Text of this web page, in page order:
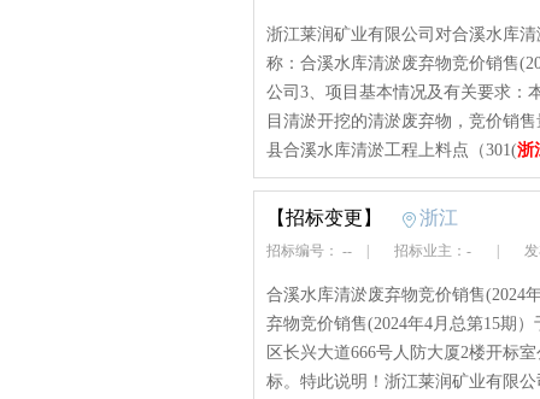
浙江莱润矿业有限公司对合溪水库
称：合溪水库清淤废弃物竞价销售
公司3、项目基本情况及有关要求：
目清淤开挖的清淤废弃物，竞价销
县合溪水库清淤工程上料点（301(浙
【招标变更】 浙江
招标编号： -- 招标业主：- 发
合溪水库清淤废弃物竞价销售(2024
弃物竞价销售(2024年4月总第15期
区长兴大道666号人防大厦2楼开标
标。特此说明！浙江莱润矿业有限